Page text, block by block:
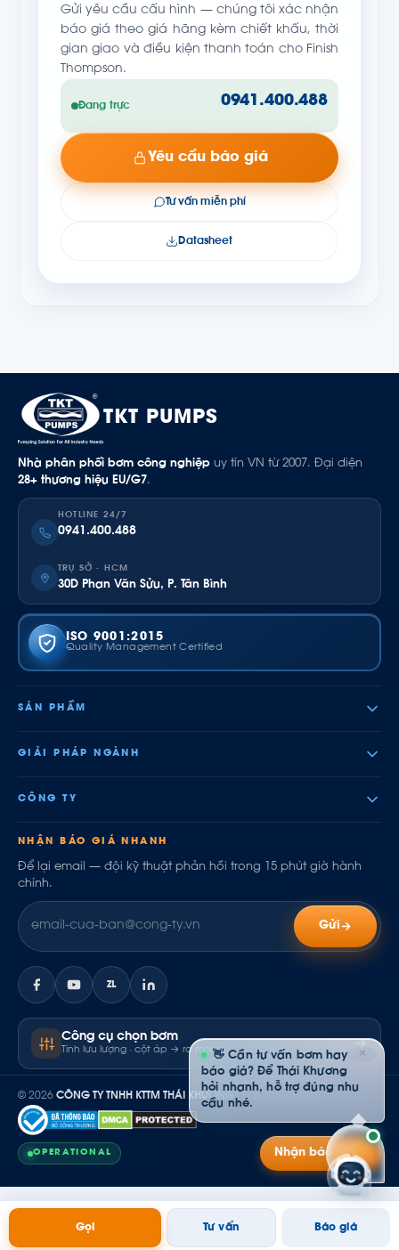
Gửi yêu cầu cấu hình — chúng tôi xác nhận
báo giá theo giá hãng kèm chiết khấu, thời
gian giao và điều kiện thanh toán cho Finish
Thompson.
Đang trực 0941.400.488
Yêu cầu báo giá
Tư vấn miễn phí
Datasheet
TKT PUMPS
Nhà phân phối bơm công nghiệp uy tín VN từ 2007. Đại diện
28+ thương hiệu EU/G7.
HOTLINE 24/7
0941.400.488
TRỤ SỞ · HCM
30D Phan Văn Sửu, P. Tân Bình
ISO 9001:2015
Quality Management Certified
SẢN PHẨM
GIẢI PHÁP NGÀNH
CÔNG TY
NHẬN BÁO GIÁ NHANH
Để lại email — đội kỹ thuật phản hồi trong 15 phút giờ hành
chính.
Gửi
ZL
Công cụ chọn bơm
Tính lưu lượng · cột áp → ra model
© 2026 CÔNG TY TNHH KTTM THÁI KHƯƠNG · MST: 0304844502
OPERATIONAL Nhận báo giá
Gọi Tư vấn Báo giá
✕
👋 Cần tư vấn bơm hay
báo giá? Để Thái Khương
hỏi nhanh, hỗ trợ đúng nhu
cầu nhé.